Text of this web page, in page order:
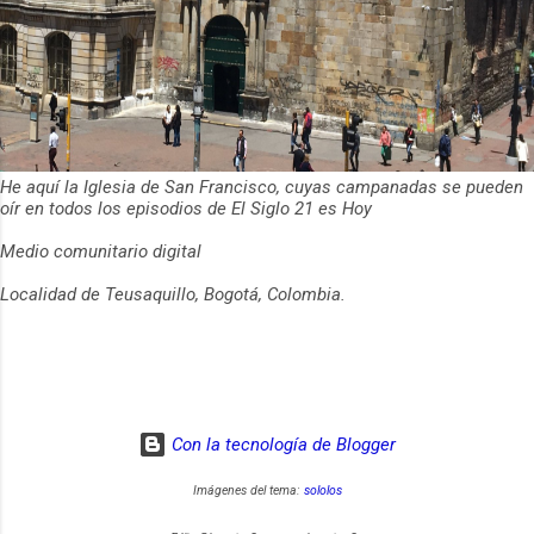
He aquí la Iglesia de San Francisco, cuyas campanadas se pueden
oír en todos los episodios de El Siglo 21 es Hoy
Medio comunitario digital
Localidad de Teusaquillo, Bogotá, Colombia.
Con la tecnología de Blogger
Imágenes del tema: sololos